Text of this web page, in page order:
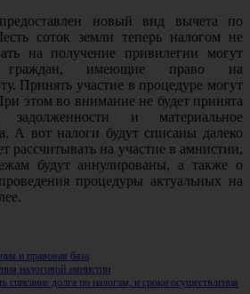
новый вид вычета по
соток земли теперь налогом не
на получение привилегии могут
граждан, имеющие право на
Принять участие в процедуре могут
этом во внимание не будет принята
задолженности и материальное
А вот налоги будут списаны далеко
рассчитывать на участие в амнистии,
будут аннулированы, а также о
процедуры актуальных на
и правовая база
налоговой амнистии
списание долга по налогам, и сроки осуществления